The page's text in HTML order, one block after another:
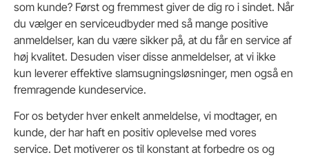
som kunde? Først og fremmest giver de dig ro i sindet. Når
du vælger en serviceudbyder med så mange positive
anmeldelser, kan du være sikker på, at du får en service af
høj kvalitet. Desuden viser disse anmeldelser, at vi ikke
kun leverer effektive slamsugningsløsninger, men også en
fremragende kundeservice.
For os betyder hver enkelt anmeldelse, vi modtager, en
kunde, der har haft en positiv oplevelse med vores
service. Det motiverer os til konstant at forbedre os og